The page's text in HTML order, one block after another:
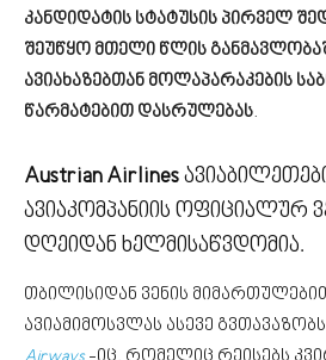
კანდიდატის სტატუსის პირველ
შეუწყო მთელი წლის
ავიახაზებთან მოლაპარაკების
წარმატებით დასრულებას.
Austrian Airlines
ავიაკომპანიის ოფიციალურ
დღეიდან ხელმისაწვდომია.
თბილისიდან ვენის
ავიამიმოსვლას ასევე